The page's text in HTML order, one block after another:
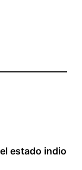
estado indio